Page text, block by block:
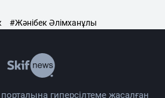
#Жәнібек Әлімханұлы
гиперсілтеме жасалған